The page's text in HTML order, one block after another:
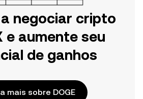
negociar cripto
e aumente seu
de ganhos
mais sobre DOGE